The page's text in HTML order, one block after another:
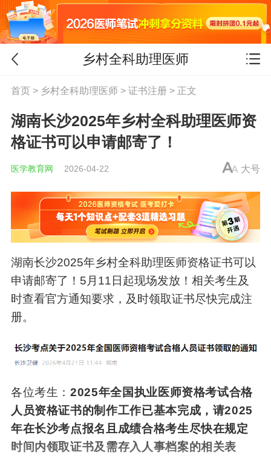
乡村全科助理医师
首页> 乡村全科助理医师> 证书注册> 正文
湖南长沙2025年乡村全科助理医师资
格证书可以申请邮寄了！
医学教育网 2026-04-22 大号
湖南长沙2025年乡村全科助理医师资格证书可以
申请邮寄了！5月11日起现场发放！相关考生及
时查看官方通知要求，及时领取证书尽快完成注
册。
各位考生：2025年全国执业医师资格考试合格
人员资格证书的制作工作已基本完成，请2025
年在长沙考点报名且成绩合格考生尽快在规定
时间内领取证书及需存入人事档案的相关表